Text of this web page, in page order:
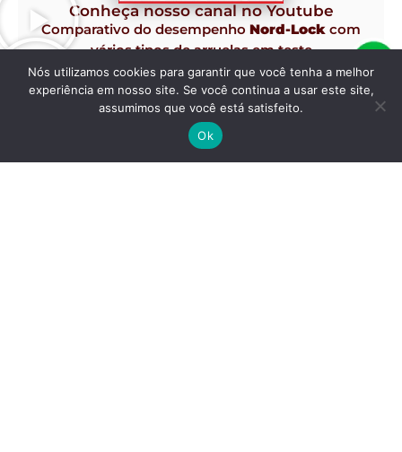
Conheça nosso canal no Youtube
Comparativo do desempenho Nord-Lock com
vários tipos de arruelas em teste
Junker de Vibração.
Nós utilizamos cookies para garantir que você tenha a melhor
experiência em nosso site. Se você continua a usar este site,
assumimos que você está satisfeito.
Ok